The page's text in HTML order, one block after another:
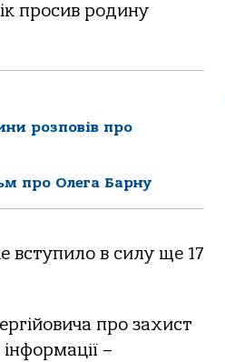
просив родину
розповів про
про Олега Барну
вступило в силу ще 17
про захист
інформації –